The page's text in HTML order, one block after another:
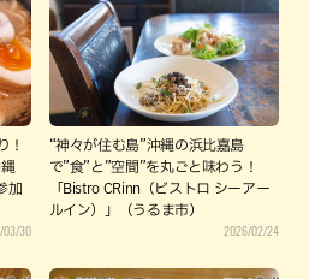
！
加
03/30
“神々が住む島”沖縄の浜比嘉島
で”食”と”空間”を丸ごと味わう！
「Bistro CRinn（ビストロ シーアー
ルイン）」（うるま市）
2026/02/24